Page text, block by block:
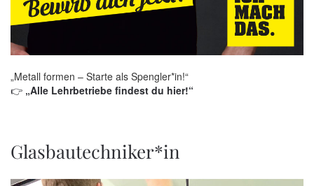
„Metall formen – Starte als Spengler*in!“
👉 „Alle Lehrbetriebe findest du hier!“
Glasbautechniker*in